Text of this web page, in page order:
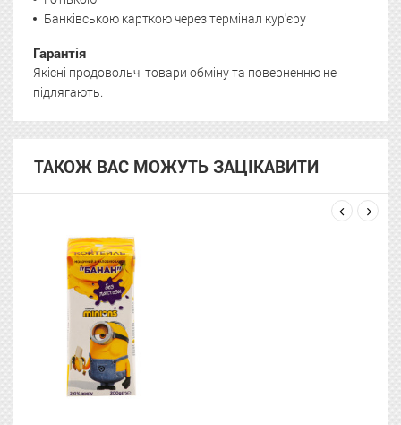
Банківською карткою через термінал кур'єру
Гарантія
Якісні продовольчі товари обміну та поверненню не
підлягають.
ТАКОЖ ВАС МОЖУТЬ ЗАЦІКАВИТИ
prev
next